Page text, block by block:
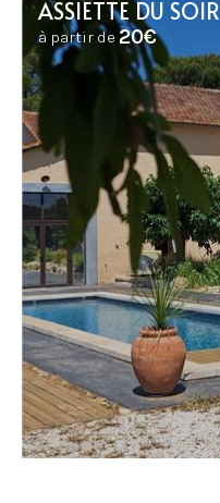
ASSIETTE DU SOIR
à partir de 20€